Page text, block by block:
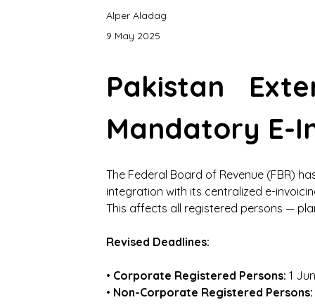
Alper Aladag
9 May 2025
Pakistan
Mandatory E-
The Federal Board of Revenue (FBR)
integration with its centralized e-
This affects all registered persons —
Revised Deadlines:
• Corporate Registered Persons: 1
• Non-Corporate Registered Persons: